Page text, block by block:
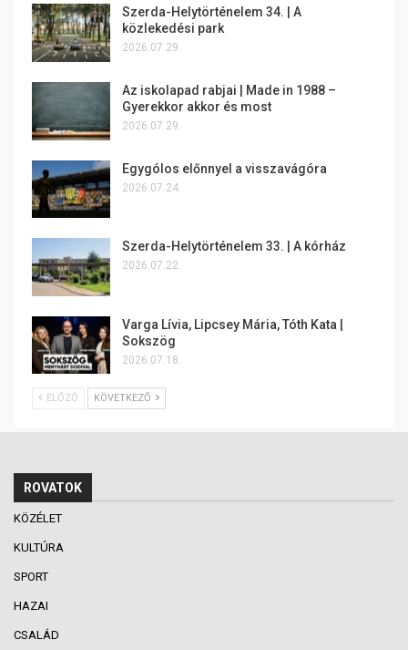
Szerda-Helytörténelem 34. | A
közlekedési park
2026.07.29.
Az iskolapad rabjai | Made in 1988 –
Gyerekkor akkor és most
2026.07.29.
Egygólos előnnyel a visszavágóra
2026.07.24.
Szerda-Helytörténelem 33. | A kórház
2026.07.22.
Varga Lívia, Lipcsey Mária, Tóth Kata |
Sokszög
2026.07.18.
ELŐZŐ KÖVETKEZŐ
ROVATOK
KÖZÉLET
KULTÚRA
SPORT
HAZAI
CSALÁD